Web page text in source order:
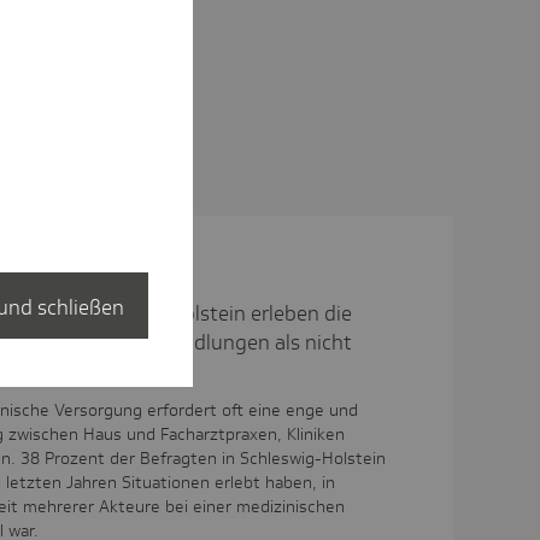
in Schleswig-Holstein erleben die
Behandlungen als nicht
Versorgung erfordert oft eine enge und
Haus und Facharztpraxen, Kliniken
38 Prozent der Befragten in Schleswig-Holstein
letzten Jahren Situationen erlebt haben, in
mehrerer Akteure bei einer medizinischen
war.
schließen